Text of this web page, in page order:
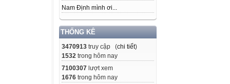
Nam Định mình ơi...
THỐNG KÊ
3470913 truy cập (chi tiết)
1532 trong hôm nay
7100307 lượt xem
1676 trong hôm nay